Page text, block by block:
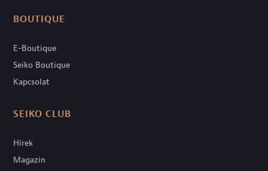
BOUTIQUE
E-Boutique
Seiko Boutique
Kapcsolat
SEIKO CLUB
Hírek
Magazin